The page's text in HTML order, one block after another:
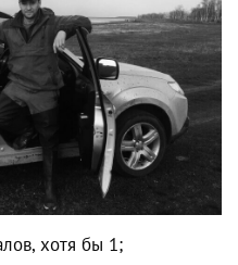
хотя бы 1;